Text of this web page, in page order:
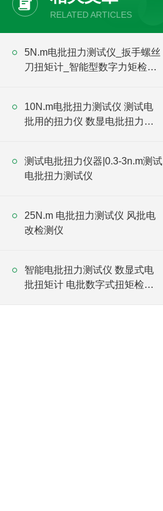
RELATED ARTICLES
5N.m电批扭力测试仪_扳手螺丝
刀扭矩计_智能型数字力矩检测
10N.m电批扭力测试仪 测试电
批用的扭力仪 数显电批扭力检
测试电批扭力仪器|0.3-3n.m测试
电批扭力测试仪
25N.m 电批扭力测试仪 风批电
改检测仪
智能电批扭力测试仪 数显式电
批扭矩计 电批数字式扭矩检测